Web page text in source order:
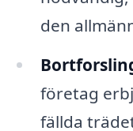
den
företag
fällda